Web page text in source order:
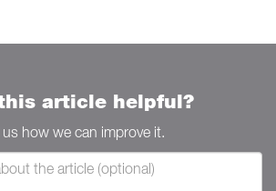
article helpful?
us how we can improve it.